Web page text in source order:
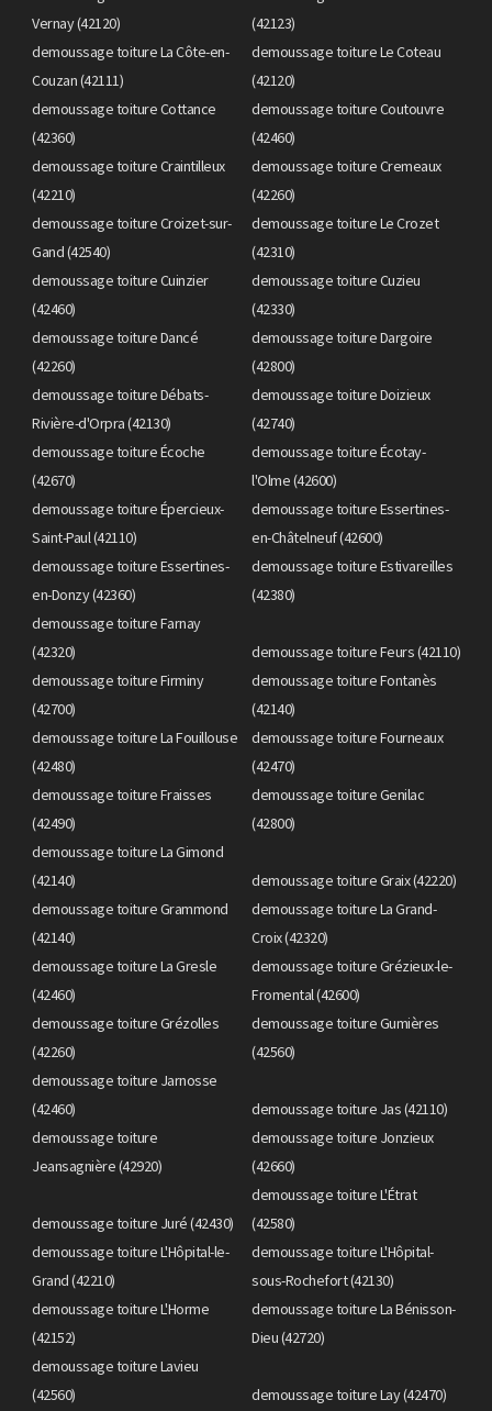
Vernay (42120)
(42123)
demoussage toiture La Côte-en-
Couzan (42111)
demoussage toiture Le Coteau
(42120)
demoussage toiture Cottance
(42360)
demoussage toiture Coutouvre
(42460)
demoussage toiture Craintilleux
(42210)
demoussage toiture Cremeaux
(42260)
demoussage toiture Croizet-sur-
Gand (42540)
demoussage toiture Le Crozet
(42310)
demoussage toiture Cuinzier
(42460)
demoussage toiture Cuzieu
(42330)
demoussage toiture Dancé
(42260)
demoussage toiture Dargoire
(42800)
demoussage toiture Débats-
Rivière-d'Orpra (42130)
demoussage toiture Doizieux
(42740)
demoussage toiture Écoche
(42670)
demoussage toiture Écotay-
l'Olme (42600)
demoussage toiture Épercieux-
Saint-Paul (42110)
demoussage toiture Essertines-
en-Châtelneuf (42600)
demoussage toiture Essertines-
en-Donzy (42360)
demoussage toiture Estivareilles
(42380)
demoussage toiture Farnay
(42320)
demoussage toiture Feurs (42110)
demoussage toiture Firminy
(42700)
demoussage toiture Fontanès
(42140)
demoussage toiture La Fouillouse
(42480)
demoussage toiture Fourneaux
(42470)
demoussage toiture Fraisses
(42490)
demoussage toiture Genilac
(42800)
demoussage toiture La Gimond
(42140)
demoussage toiture Graix (42220)
demoussage toiture Grammond
(42140)
demoussage toiture La Grand-
Croix (42320)
demoussage toiture La Gresle
(42460)
demoussage toiture Grézieux-le-
Fromental (42600)
demoussage toiture Grézolles
(42260)
demoussage toiture Gumières
(42560)
demoussage toiture Jarnosse
(42460)
demoussage toiture Jas (42110)
demoussage toiture
Jeansagnière (42920)
demoussage toiture Jonzieux
(42660)
demoussage toiture Juré (42430)
demoussage toiture L'Étrat
(42580)
demoussage toiture L'Hôpital-le-
Grand (42210)
demoussage toiture L'Hôpital-
sous-Rochefort (42130)
demoussage toiture L'Horme
(42152)
demoussage toiture La Bénisson-
Dieu (42720)
demoussage toiture Lavieu
(42560)
demoussage toiture Lay (42470)